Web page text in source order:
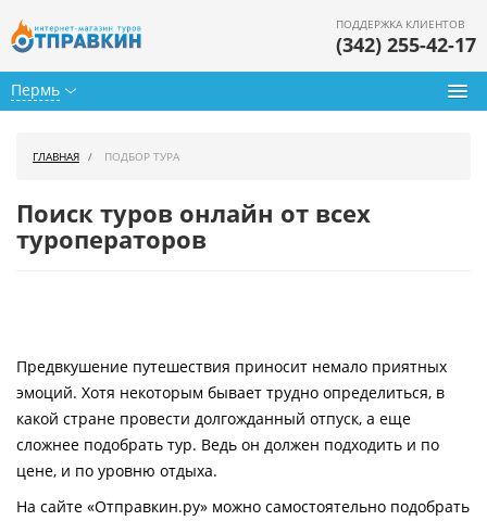
Пермь
ПОДДЕРЖКА КЛИЕНТОВ
(342) 255-42-17
Горящие туры
Страны
Как купить
Контакты
ГЛАВНАЯ ПОДБОР ТУРА
Поиск туров онлайн от всех
туроператоров
Предвкушение путешествия приносит немало приятных
эмоций. Хотя некоторым бывает трудно определиться, в
какой стране провести долгожданный отпуск, а еще
сложнее подобрать тур. Ведь он должен подходить и по
цене, и по уровню отдыха.
На сайте «Отправкин.ру» можно самостоятельно подобрать